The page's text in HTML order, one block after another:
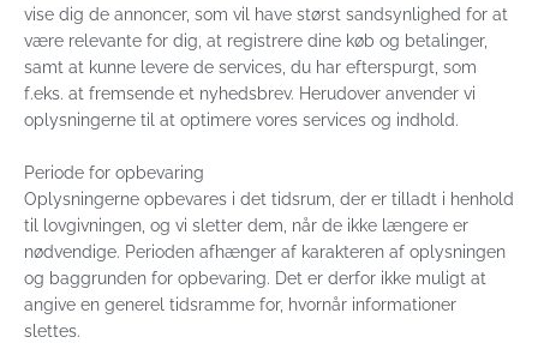
vise dig de annoncer, som vil have størst sandsynlighed for at
være relevante for dig, at registrere dine køb og betalinger,
samt at kunne levere de services, du har efterspurgt, som
f.eks. at fremsende et nyhedsbrev. Herudover anvender vi
oplysningerne til at optimere vores services og indhold.
Periode for opbevaring
Oplysningerne opbevares i det tidsrum, der er tilladt i henhold
til lovgivningen, og vi sletter dem, når de ikke længere er
nødvendige. Perioden afhænger af karakteren af oplysningen
og baggrunden for opbevaring. Det er derfor ikke muligt at
angive en generel tidsramme for, hvornår informationer
slettes.